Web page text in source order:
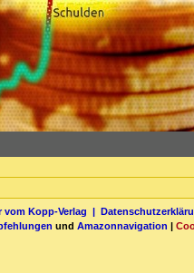
vom Kopp-Verlag |
und Amazonnavigation |